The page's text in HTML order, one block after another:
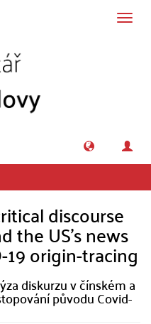
discourse
the US's news
19 origin-tracing
diskurzu v čínském a
původu Covid-